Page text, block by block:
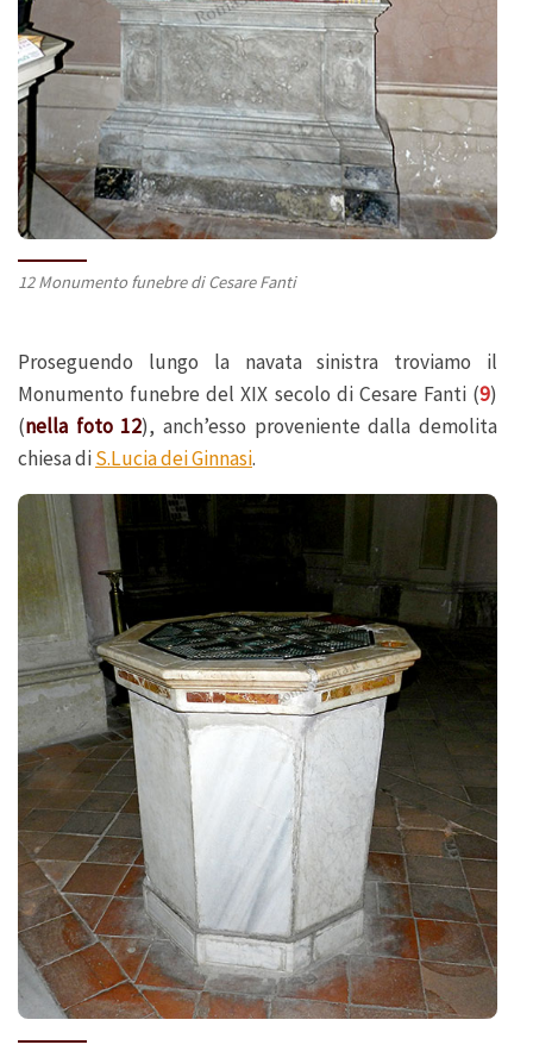
12 Monumento funebre di Cesare Fanti
Proseguendo lungo la navata sinistra troviamo il
Monumento funebre del XIX secolo di Cesare Fanti (9)
(nella foto 12), anch’esso proveniente dalla demolita
chiesa diS.Lucia dei Ginnasi.